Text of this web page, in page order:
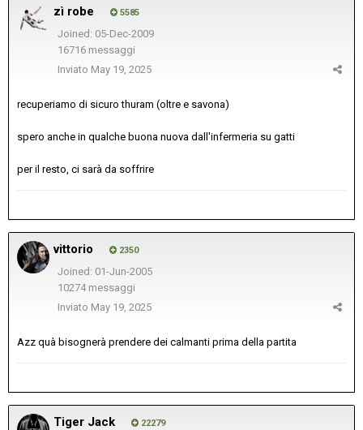
zì robe 5585
Joined: 05-Dec-2009
16716 messaggi
Inviato May 19, 2025
recuperiamo di sicuro thuram (oltre e savona)
spero anche in qualche buona nuova dall'infermeria su gatti
per il resto, ci sarà da soffrire
vittorio 2350
Joined: 01-Jun-2005
10274 messaggi
Inviato May 19, 2025
Azz quà bisognerà prendere dei calmanti prima della partita
Tiger Jack 22279